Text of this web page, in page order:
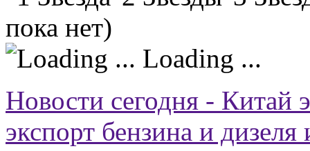
пока нет)
Loading ...
Новости сегодня - Китай
экспорт бензина и